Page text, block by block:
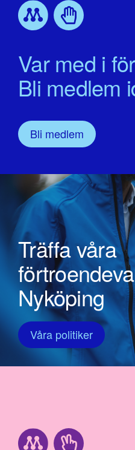
Var med i
Bli medlem
Bli medlem
Träffa våra
Nyköping
Våra politiker